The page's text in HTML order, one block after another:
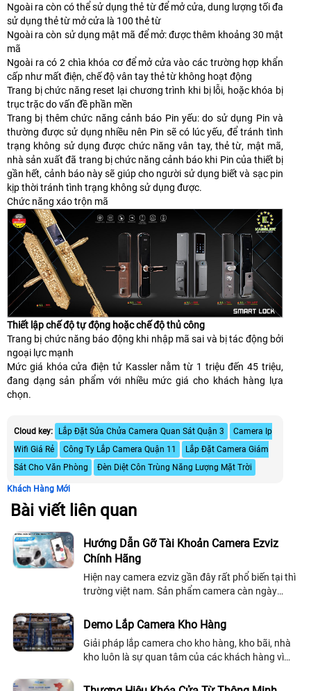
Ngoài ra còn có thể sử dụng thẻ từ để mở cửa, dung lượng tối đa
sử dụng thẻ từ mở cửa là 100 thẻ từ
Ngoài ra còn sử dụng mật mã để mở: được thêm khoảng 30 mật
mã
Ngoài ra có 2 chìa khóa cơ để mở cửa vào các trường hợp khẩn
cấp như mất điện, chế độ vân tay thẻ từ không hoạt động
Trang bị chức năng reset lại chương trình khi bị lỗi, hoặc khóa bị
trục trặc do vấn đề phần mền
Trang bị thêm chức năng cảnh báo Pin yếu: do sử dụng Pin và
thường được sử dụng nhiều nên Pin sẽ có lúc yếu, để tránh tình
trạng không sử dụng được chức năng vân tay, thẻ từ, mật mã,
nhà sản xuất đã trang bị chức năng cảnh báo khi Pin của thiết bị
gần hết, cảnh báo này sẽ giúp cho người sử dụng biết và sạc pin
kịp thời tránh tình trạng không sử dụng được.
Chức năng xáo trộn mã
Thiết lập chế độ tự động hoặc chế độ thủ công
Trang bị chức năng báo động khi nhập mã sai và bị tác động bởi
ngoại lực mạnh
Mức giá khóa cửa điện tử Kassler nằm từ 1 triệu đến 45 triệu,
đang dạng sản phẩm với nhiều mức giá cho khách hàng lựa
chọn.
Cloud key: Lắp Đặt Sửa Chửa Camera Quan Sát Quận 3
Camera Ip
Wifi Giá Rẻ
Công Ty Lắp Camera Quận 11
Lắp Đặt Camera Giám
Sát Cho Văn Phòng
Đèn Diệt Côn Trùng Năng Lượng Mặt Trời
Khách Hàng Mới
Bài viết liên quan
Hướng Dẫn Gỡ Tài Khoản Camera Ezviz
Chính Hãng
Hiện nay camera ezviz gần đây rất phổ biến tại thì
trường việt nam. Sản phẩm camera càn ngày
những dòng camera quan sát chuyên dụng...
Demo Lắp Camera Kho Hàng
Giải pháp lắp camera cho kho hàng, kho bãi, nhà
kho luôn là sự quan tâm của các khách hàng vì
trị của doanh nghiệp, có những...